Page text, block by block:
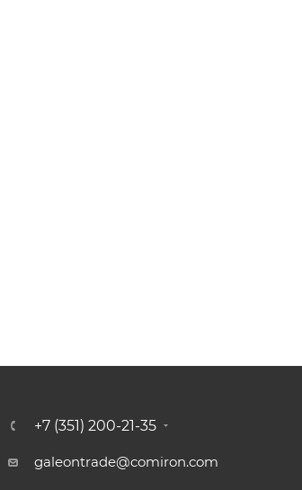
+7 (351) 200-21-35
galeontrade@comiron.com